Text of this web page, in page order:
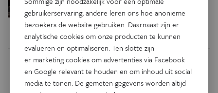
in de hersenen moeten zoeken
Dit artikel delen op:
Facebook Twitter Linkedin
gebruikerservaring, andere leren ons hoe anonieme
bezoekers de website gebruiken. Daarnaast zijn er
analytische cookies om onze producten te kunnen
evalueren en optimaliseren. Ten slotte zijn
er marketing cookies om advertenties via Facebook
en Google relevant te houden en om inhoud uit social
media te tonen. De gemeten gegevens worden altijd